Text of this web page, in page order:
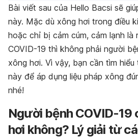
Bài viết sau của Hello Bacsi sẽ
này. Mặc dù xông hơi trong điều
hoặc chỉ bị cảm cúm, cảm lạnh
COVID-19 thì không phải người
xông hơi. Vì vậy, bạn cần tìm
này để áp dụng liệu pháp xông
nhé!
Người bệnh COVID-19
hơi không? Lý giải từ